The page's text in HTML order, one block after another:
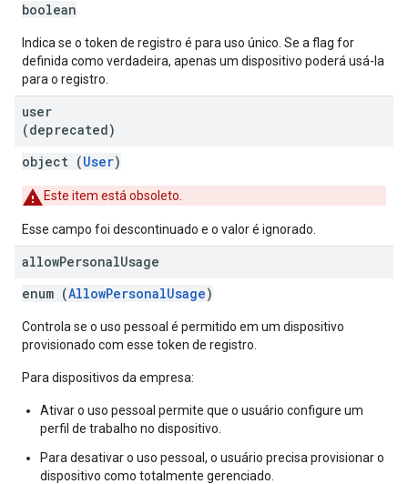
boolean
Indica se o token de registro é para uso único. Se a flag for
definida como verdadeira, apenas um dispositivo poderá usá-la
para o registro.
user
(deprecated)
object (User)
Este item está obsoleto.
Esse campo foi descontinuado e o valor é ignorado.
allowPersonalUsage
enum (AllowPersonalUsage)
Controla se o uso pessoal é permitido em um dispositivo
provisionado com esse token de registro.
Para dispositivos da empresa:
Ativar o uso pessoal permite que o usuário configure um
perfil de trabalho no dispositivo.
Para desativar o uso pessoal, o usuário precisa provisionar o
dispositivo como totalmente gerenciado.